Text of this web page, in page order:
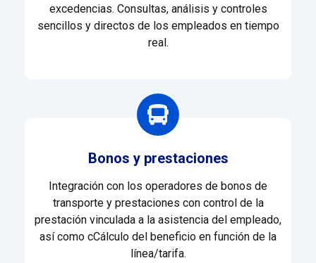
excedencias. Consultas, análisis y controles
sencillos y directos de los empleados en tiempo
real.
Bonos y prestaciones
Integración con los operadores de bonos de
transporte y prestaciones con control de la
prestación vinculada a la asistencia del empleado,
así como cCálculo del beneficio en función de la
línea/tarifa.